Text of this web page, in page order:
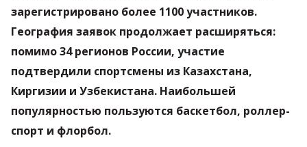
зарегистрировано более 1100 участников.
География заявок продолжает расширяться:
помимо 34 регионов России, участие
подтвердили спортсмены из Казахстана,
Киргизии и Узбекистана. Наибольшей
популярностью пользуются баскетбол, роллер-
спорт и флорбол.